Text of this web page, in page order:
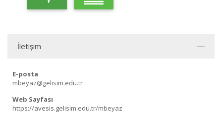
İletişim
E-posta
mbeyaz@gelisim.edu.tr
Web Sayfası
https://avesis.gelisim.edu.tr/mbeyaz